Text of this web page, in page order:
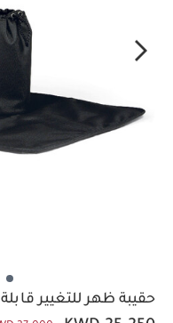
حقيبة ظهر للتغيير